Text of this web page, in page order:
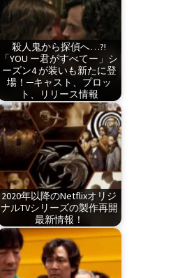
殺人鬼から探偵へ…?!
「YOU ー君がすべてー」シ
ーズン4 が装いも新たに登
場！─キャスト、プロッ
ト、リリース情報
2020年以降のNetflixオリジ
ナルTVシリーズの製作再開
最新情報！